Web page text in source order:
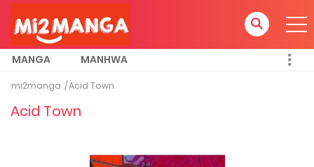
MANGA MANHWA
mi2manga Acid Town
Acid Town